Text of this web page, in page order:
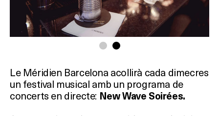
Le Méridien Barcelona acollirà cada dimecres
un festival musical amb un programa de
concerts en directe: New Wave Soirées.